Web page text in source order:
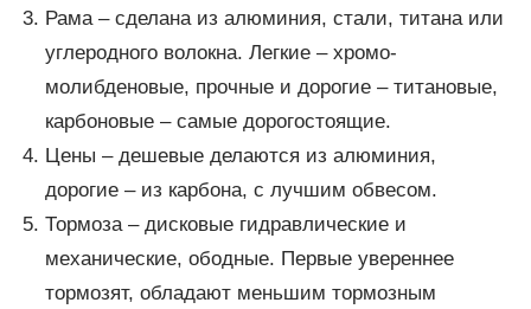
Рама – сделана из алюминия, стали, титана или
углеродного волокна. Легкие – хромо-
молибденовые, прочные и дорогие – титановые,
карбоновые – самые дорогостоящие.
Цены – дешевые делаются из алюминия,
дорогие – из карбона, с лучшим обвесом.
Тормоза – дисковые гидравлические и
механические, ободные. Первые увереннее
тормозят, обладают меньшим тормозным